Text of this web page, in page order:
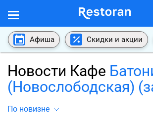
Афиша Скидки и акции
Новости Кафе
(Новослободская)
По новизне